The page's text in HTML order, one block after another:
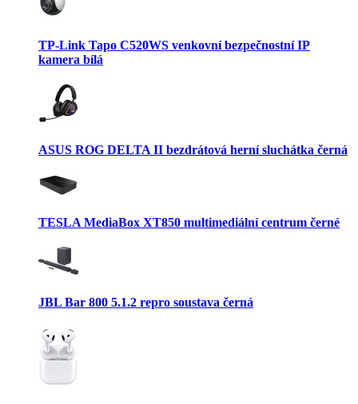
TP-Link Tapo C520WS venkovní bezpečnostní IP
kamera bílá
ASUS ROG DELTA II bezdrátová herní sluchátka černá
TESLA MediaBox XT850 multimediální centrum černé
JBL Bar 800 5.1.2 repro soustava černá